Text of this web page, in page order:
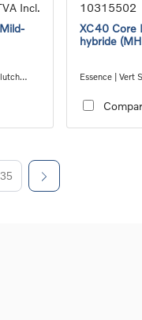
Incl.
10315502
XC40 Core
hybride
Essence | Vert
35